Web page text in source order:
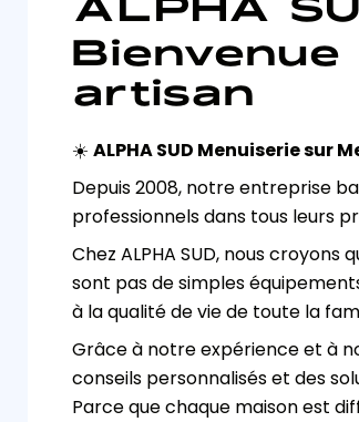
artisan
☀️ ALPHA SUD Menuiserie sur
Depuis 2008, notre entreprise
professionnels dans tous leurs
Chez ALPHA SUD, nous
sont pas de simples
à la qualité de vie de toute la
Grâce à notre expérience et à
conseils personnalisés et des
Parce que chaque maison est